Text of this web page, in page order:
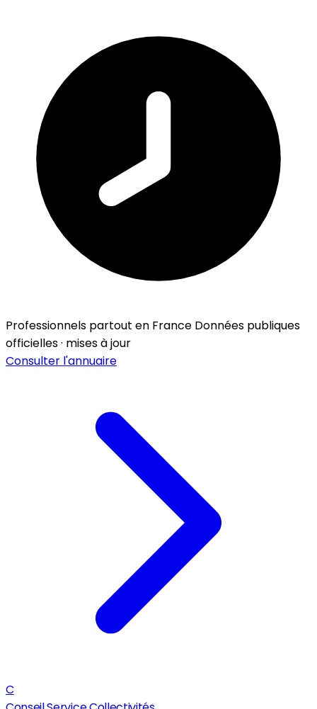
Professionnels partout en France Données publiques
officielles · mises à jour
Consulter l'annuaire
C